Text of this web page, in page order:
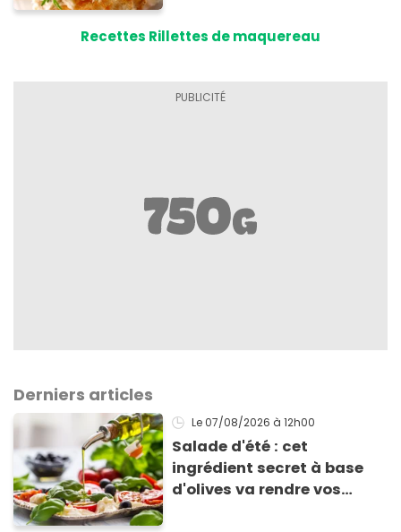
Recettes Rillettes de maquereau
Derniers articles
Le 07/08/2026 à 12h00
Salade d'été : cet
ingrédient secret à base
d'olives va rendre vos